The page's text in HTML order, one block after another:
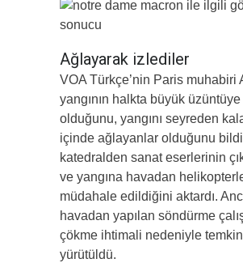
Ağlayarak izlediler
VOA Türkçe’nin Paris muhabiri
yangının halkta büyük
olduğunu, yangını seyreden
içinde ağlayanlar olduğunu
katedralden sanat eserlerinin
ve yangına havadan
müdahale edildiğini aktardı.
havadan yapılan söndürme
çökme ihtimali nedeniyle
yürütüldü.